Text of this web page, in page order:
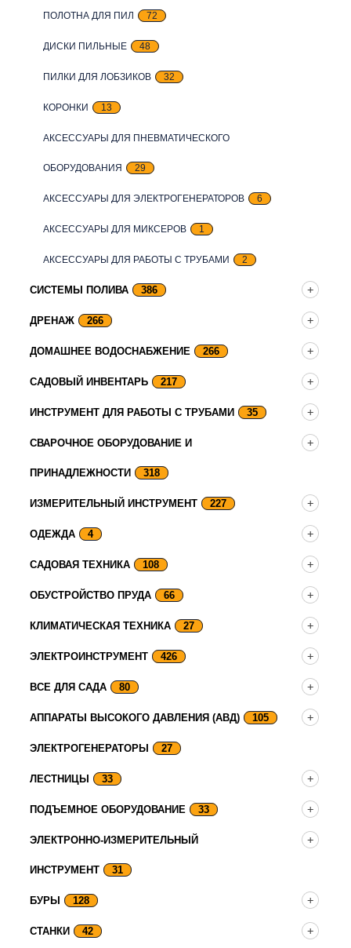
ПОЛОТНА ДЛЯ ПИЛ 72
ДИСКИ ПИЛЬНЫЕ 48
ПИЛКИ ДЛЯ ЛОБЗИКОВ 32
КОРОНКИ 13
АКСЕССУАРЫ ДЛЯ ПНЕВМАТИЧЕСКОГО
ОБОРУДОВАНИЯ 29
АКСЕССУАРЫ ДЛЯ ЭЛЕКТРОГЕНЕРАТОРОВ 6
АКСЕССУАРЫ ДЛЯ МИКСЕРОВ 1
АКСЕССУАРЫ ДЛЯ РАБОТЫ С ТРУБАМИ 2
СИСТЕМЫ ПОЛИВА 386
ДРЕНАЖ 266
ДОМАШНЕЕ ВОДОСНАБЖЕНИЕ 266
САДОВЫЙ ИНВЕНТАРЬ 217
ИНСТРУМЕНТ ДЛЯ РАБОТЫ С ТРУБАМИ 35
СВАРОЧНОЕ ОБОРУДОВАНИЕ И
ПРИНАДЛЕЖНОСТИ 318
ИЗМЕРИТЕЛЬНЫЙ ИНСТРУМЕНТ 227
ОДЕЖДА 4
САДОВАЯ ТЕХНИКА 108
ОБУСТРОЙСТВО ПРУДА 66
КЛИМАТИЧЕСКАЯ ТЕХНИКА 27
ЭЛЕКТРОИНСТРУМЕНТ 426
ВСЕ ДЛЯ САДА 80
АППАРАТЫ ВЫСОКОГО ДАВЛЕНИЯ (АВД) 105
ЭЛЕКТРОГЕНЕРАТОРЫ 27
ЛЕСТНИЦЫ 33
ПОДЪЕМНОЕ ОБОРУДОВАНИЕ 33
ЭЛЕКТРОННО-ИЗМЕРИТЕЛЬНЫЙ
ИНСТРУМЕНТ 31
БУРЫ 128
СТАНКИ 42